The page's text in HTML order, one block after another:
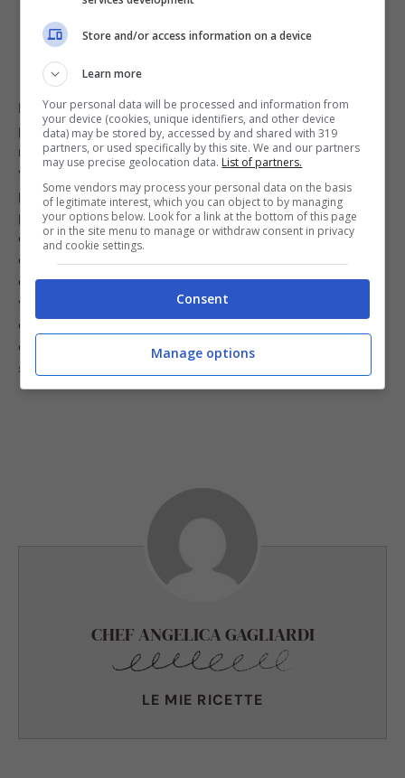
Il fulcro di questo modo di dire sta a significa che una
persona che non si trova in una determinata situazione
non può comprendere fino in fondo chi invece l’ha
vissuta o la sta vivendo. Solo chi ha provato sulla
propria pelle un determinato dolore, affrontato un
particolare problema, può realmente comprendere
cosa si prova. Proprio come solo il digiuno può sapere
quanto terribile sia la “fame”, al contrario di chi è sazio
e non conosce questa sensazione. Questo modo di dire
viene spesso usato, appunto, anche quando qualcuno
esprime la propria opinione senza avere un’effettiva
conoscenza di ciò di cui parla. Un’espressione ricca di
significato e di grande profondità.
CHEF ANGELICA GAGLIARDI
LE MIE RICETTE
Store and/or access information on a device
Learn more
Your personal data will be processed and information from
your device (cookies, unique identifiers, and other device
data) may be stored by, accessed by and shared with 319
partners, or used specifically by this site. We and our partners
may use precise geolocation data. List of partners.
Some vendors may process your personal data on the basis
of legitimate interest, which you can object to by managing
your options below. Look for a link at the bottom of this page
or in the site menu to manage or withdraw consent in privacy
and cookie settings.
Consent
Manage options